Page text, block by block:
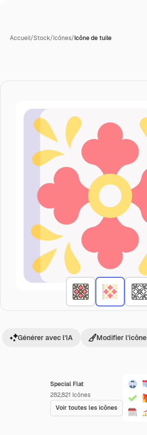
Accueil/Stock/Icônes/Icône de tuile
Special Flat
282,821 Icônes
Voir toutes les icônes
Générer avec l’IA Modifier l’icône